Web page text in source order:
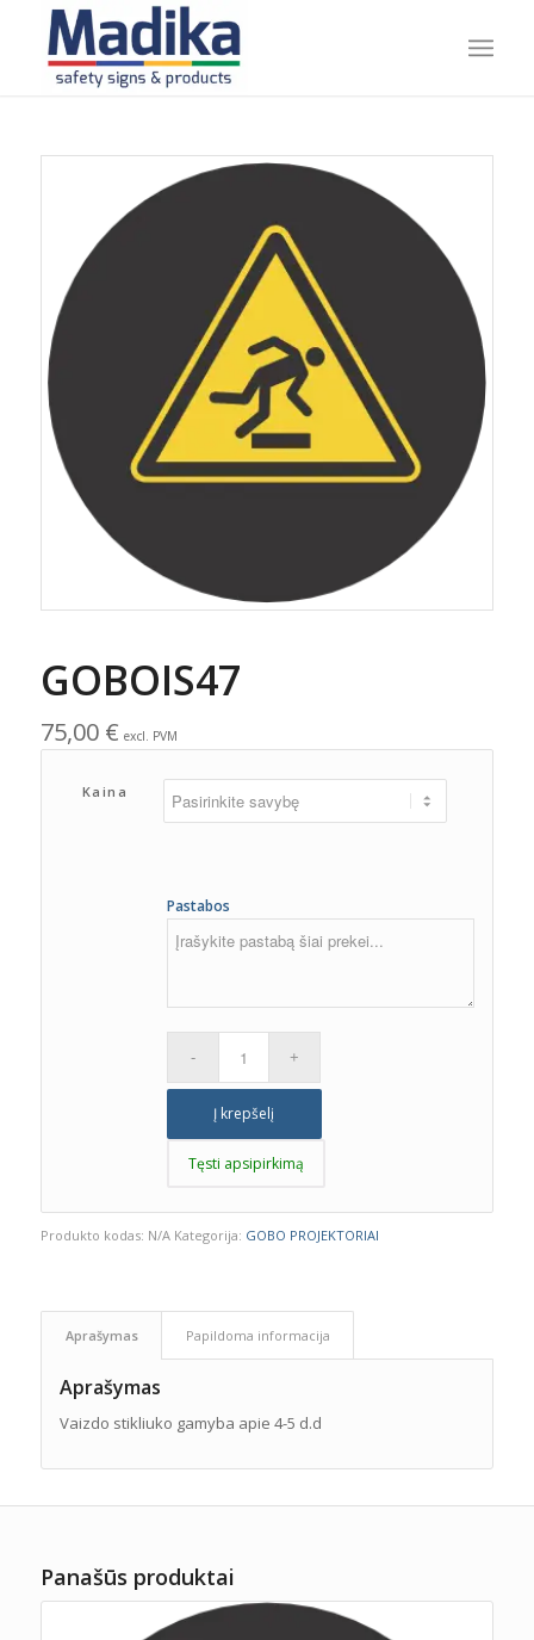
GOBOIS47
75,00 € excl. PVM
Kaina
Pastabos
Į krepšelį
Tęsti apsipirkimą
Produkto kodas: N/A Kategorija: GOBO PROJEKTORIAI
Aprašymas Papildoma informacija
Aprašymas
Vaizdo stikliuko gamyba apie 4-5 d.d
Panašūs produktai